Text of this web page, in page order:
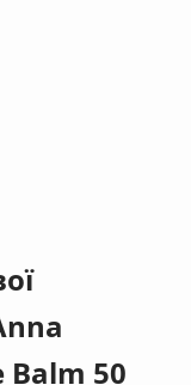
Balm 50